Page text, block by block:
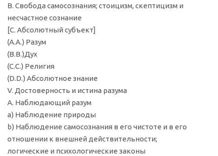
B. Свобода самосознания; стоицизм, скептицизм и
несчастное сознание
[С. Абсолютный субъект]
(А.А.) Разум
(В.В.)Дух
(С.С.) Религия
(D.D.) Абсолютное знание
V. Достоверность и истина разума
А. Наблюдающий разум
a) Наблюдение природы
b) Наблюдение самосознания в его чистоте и в его
отношении к внешней действительности;
логические и психологические законы